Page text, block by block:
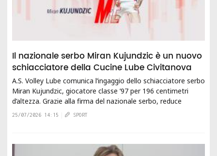
Il nazionale serbo Miran Kujundzic è un nuovo
schiacciatore della Cucine Lube Civitanova
A.S. Volley Lube comunica l’ingaggio dello schiacciatore serbo
Miran Kujundzic, giocatore classe ’97 per 196 centimetri
d’altezza. Grazie alla firma del nazionale serbo, reduce
dalla Volleyball...
25/07/2026 14:15 SPORT